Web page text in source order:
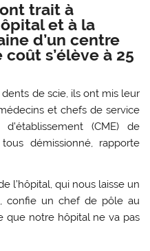
trait à
et à la
d’un centre
s’élève à 25
de scie, ils ont mis leur
et chefs de service
(CME) de
démissionné, rapporte
l’hôpital, qui nous laisse un
confie un chef de pôle au
que notre hôpital ne va pas